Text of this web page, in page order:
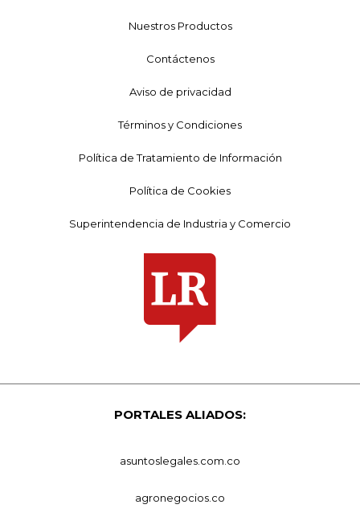
Nuestros Productos
Contáctenos
Aviso de privacidad
Términos y Condiciones
Política de Tratamiento de Información
Política de Cookies
Superintendencia de Industria y Comercio
PORTALES ALIADOS:
asuntoslegales.com.co
agronegocios.co